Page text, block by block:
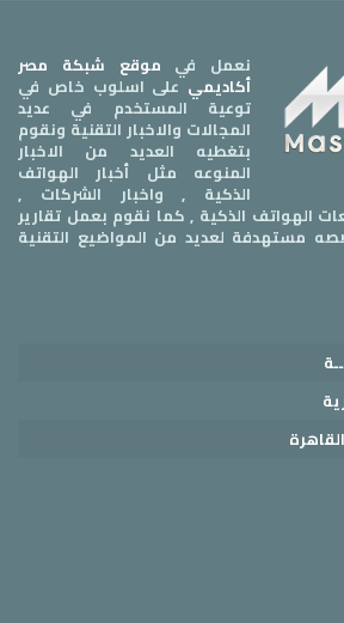
نعمل في موقع شبكة مصر
أكاديميعلى اسلوب خاص في
توعية المستخدم في عديد
المجالات والاخبار التقنية ونقوم
بتغطيه العديد من الاخبار
المنوعه مثل أخبار الهواتف
الذكية , واخبار الشركات ,
الهواتف الذكية , كما نقوم بعمل تقارير
مستهدفة لعديد من المواضيع التقنية